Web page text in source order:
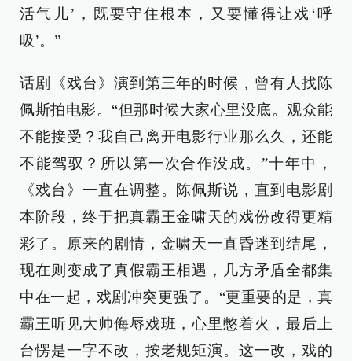
活气儿’，既要守住根本，又要懂得让戏‘呼
吸’。”
话剧《戏台》演到第三年的时候，曾有人找陈
佩斯拍电影。“但那时候大家心里没底。观众能
不能接受？我自己离开电影行业那么久，还能
不能驾驭？所以第一次合作没成。”十年中，
《戏台》一直在调整。陈佩斯说，直到电影剧
本阶段，终于把真霸王金啸天的戏份改得更精
彩了。原来的剧情，金啸天一直昏迷到结尾，
现在则变成了真假霸王相遇，几方矛盾全都集
中在一起，戏剧冲突更强了。“更重要的是，真
霸王听见大帅侮辱戏班，心里憋着火，最后上
台愣是一字不改，按老规矩演。这一改，戏的